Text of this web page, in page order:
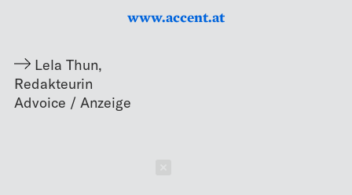
www.accent.at
Lela Thun,
Redakteurin